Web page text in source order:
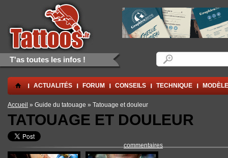
Aller au contenu principal
Skip to navigation
T'as toutes les infos !
. ACTUALITÉS FORUM CONSEILS TECHNIQUE
Vous êtes ici
Accueil » Guide du tatouage » Tatouage et douleur
TATOUAGE ET DOULEUR
commentaires